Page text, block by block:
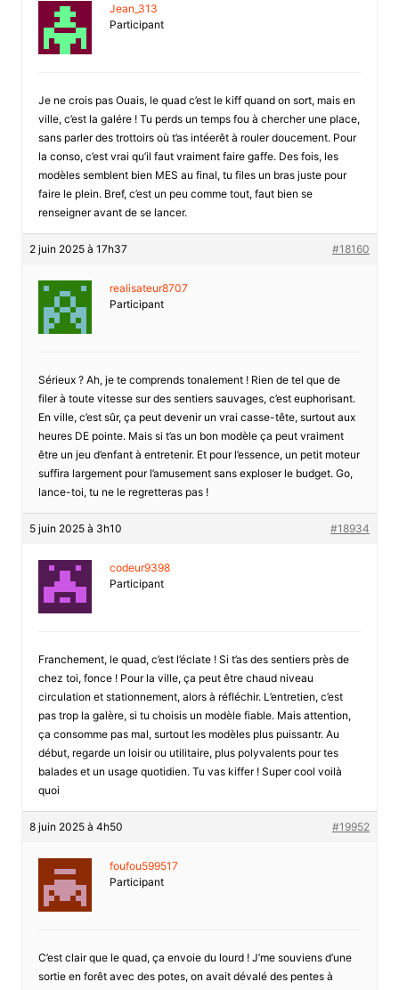
Jean_313
Participant
Je ne crois pas Ouais, le quad c’est le kiff quand on sort, mais en
ville, c’est la galére ! Tu perds un temps fou à chercher une place,
sans parler des trottoirs où t’as intéerêt à rouler doucement. Pour
la conso, c’est vrai qu’il faut vraiment faire gaffe. Des fois, les
modèles semblent bien MES au final, tu files un bras juste pour
faire le plein. Bref, c’est un peu comme tout, faut bien se
renseigner avant de se lancer.
2 juin 2025 à 17h37 #18160
realisateur8707
Participant
Sérieux ? Ah, je te comprends tonalement ! Rien de tel que de
filer à toute vitesse sur des sentiers sauvages, c’est euphorisant.
En ville, c’est sûr, ça peut devenir un vrai casse-tête, surtout aux
heures DE pointe. Mais si t’as un bon modèle ça peut vraiment
être un jeu d’enfant à entretenir. Et pour l’essence, un petit moteur
suffira largement pour l’amusement sans exploser le budget. Go,
lance-toi, tu ne le regretteras pas !
5 juin 2025 à 3h10 #18934
codeur9398
Participant
Franchement, le quad, c’est l’éclate ! Si t’as des sentiers près de
chez toi, fonce ! Pour la ville, ça peut être chaud niveau
circulation et stationnement, alors à réfléchir. L’entretien, c’est
pas trop la galère, si tu choisis un modèle fiable. Mais attention,
ça consomme pas mal, surtout les modèles plus puissantr. Au
début, regarde un loisir ou utilitaire, plus polyvalents pour tes
balades et un usage quotidien. Tu vas kiffer ! Super cool voilà
quoi
8 juin 2025 à 4h50 #19952
foufou599517
Participant
C’est clair que le quad, ça envoie du lourd ! J’me souviens d’une
sortie en forêt avec des potes, on avait dévalé des pentes à